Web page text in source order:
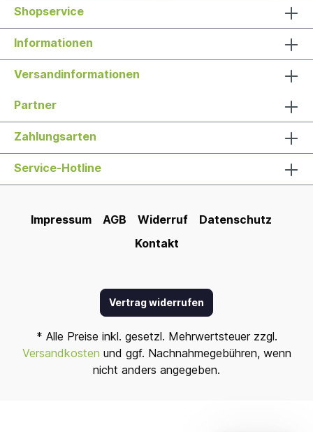
Shopservice
Informationen
Versandinformationen
Partner
Zahlungsarten
Service-Hotline
Impressum AGB Widerruf
Datenschutz
Kontakt
Vertrag widerrufen
* Alle Preise inkl. gesetzl. Mehrwertsteuer zzgl.
Versandkosten und ggf. Nachnahmegebühren, wenn
nicht anders angegeben.